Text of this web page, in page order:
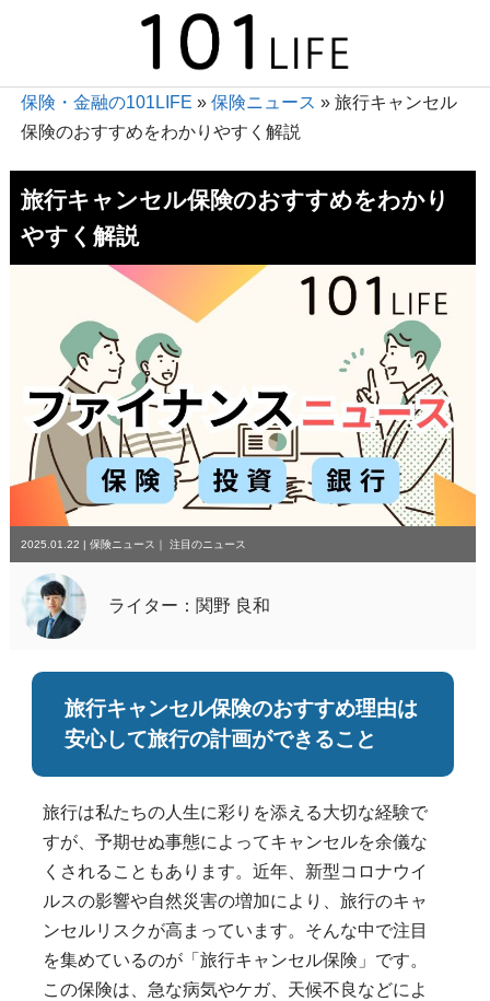
保険・金融の101LIFE » 保険ニュース » 旅行キャンセル
保険のおすすめをわかりやすく解説
旅行キャンセル保険のおすすめをわかり
やすく解説
2025.01.22 | 保険ニュース ｜ 注目のニュース
ライター：関野 良和
旅行キャンセル保険のおすすめ理由は
安心して旅行の計画ができること
旅行は私たちの人生に彩りを添える大切な経験で
すが、予期せぬ事態によってキャンセルを余儀な
くされることもあります。近年、新型コロナウイ
ルスの影響や自然災害の増加により、旅行のキャ
ンセルリスクが高まっています。そんな中で注目
を集めているのが「旅行キャンセル保険」です。
この保険は、急な病気やケガ、天候不良などによ